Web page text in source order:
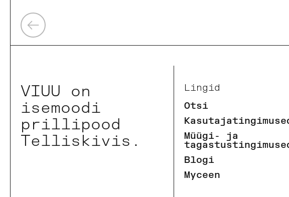
Eelmine
VIUU on
isemoodi
prillipood
Telliskivis.
Lingid
Otsi
Müügi- ja
Blogi
Myceen